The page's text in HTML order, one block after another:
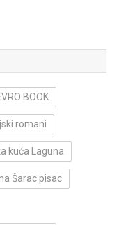
BOOK
romani
kuća Laguna
Šarac pisac